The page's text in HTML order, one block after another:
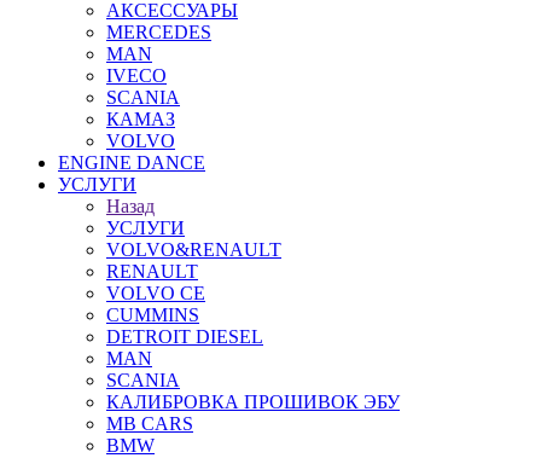
АКСЕССУАРЫ
MERCEDES
MAN
IVECO
SCANIA
КАМАЗ
VOLVO
ENGINE DANCE
УСЛУГИ
Назад
УСЛУГИ
VOLVO&RENAULT
RENAULT
VOLVO CE
CUMMINS
DETROIT DIESEL
MAN
SCANIA
КАЛИБРОВКА ПРОШИВОК ЭБУ
MB CARS
BMW